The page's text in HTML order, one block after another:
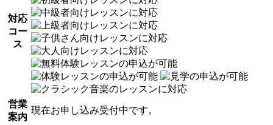
対応
コー
ス
営業
案内
現在お申し込み受付中です。